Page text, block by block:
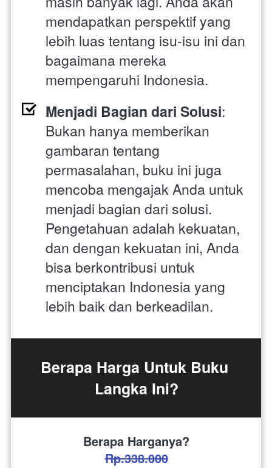
mendapatkan perspektif yang
lebih luas tentang isu-isu ini dan
bagaimana mereka
mempengaruhi Indonesia.
Menjadi Bagian dari Solusi:
Bukan hanya memberikan
gambaran tentang
permasalahan, buku ini juga
mencoba mengajak Anda untuk
menjadi bagian dari solusi.
Pengetahuan adalah kekuatan,
dan dengan kekuatan ini, Anda
bisa berkontribusi untuk
menciptakan Indonesia yang
lebih baik dan berkeadilan.
Berapa Harga Untuk Buku
Langka Ini?
Berapa Harganya?
Rp.338.000